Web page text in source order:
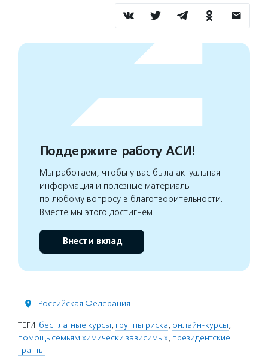
Поддержите работу АСИ!
Мы работаем, чтобы у вас была актуальная
информация и полезные материалы
по любому вопросу в благотворительности.
Вместе мы этого достигнем
Внести вклад
Российская Федерация
ТЕГИ: бесплатные курсы, группы риска, онлайн-курсы,
помощь семьям химически зависимых, президентские
гранты